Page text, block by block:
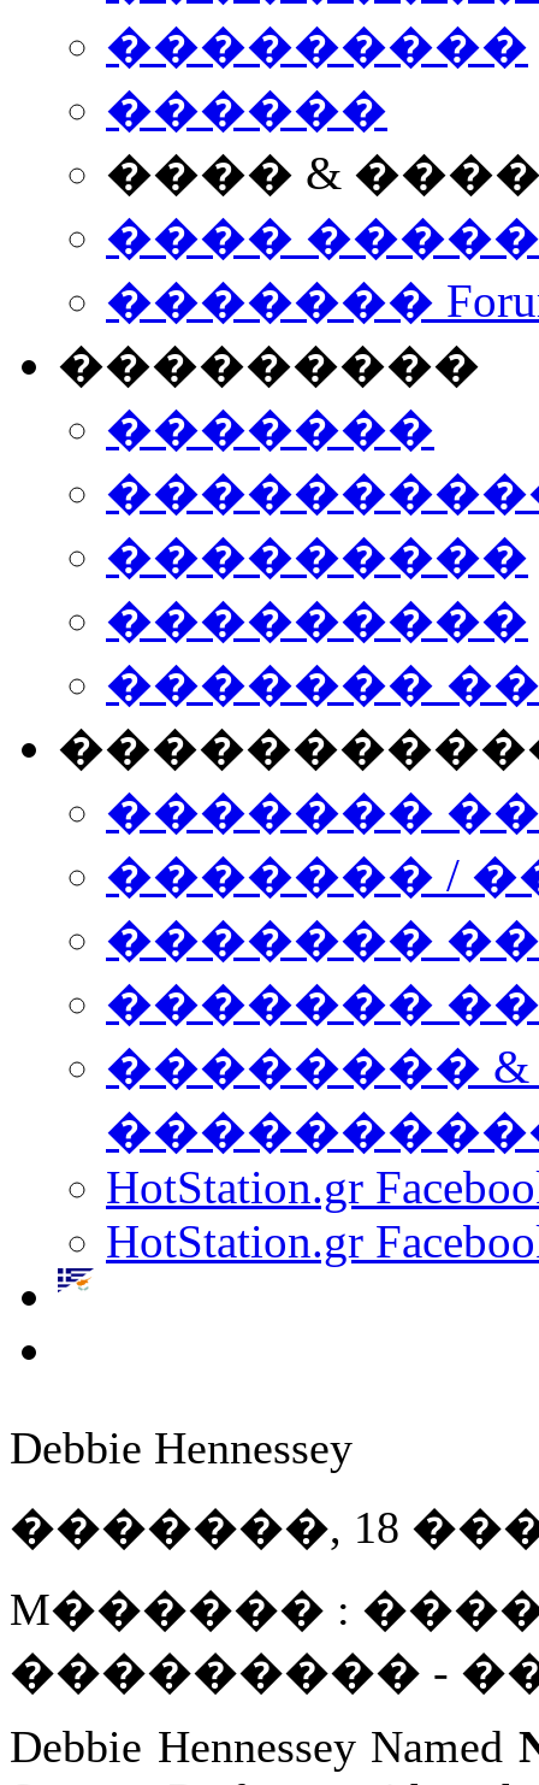
���������
������
���� &
����
�������
���������
�������
���������
���������
�������
�������
������� /
�������
������� ���
��������
HotStation.gr
HotStation.gr
Debbie Hennessey
�������, 18 ����
M������ :
��������� -
Debbie Hennessey Named